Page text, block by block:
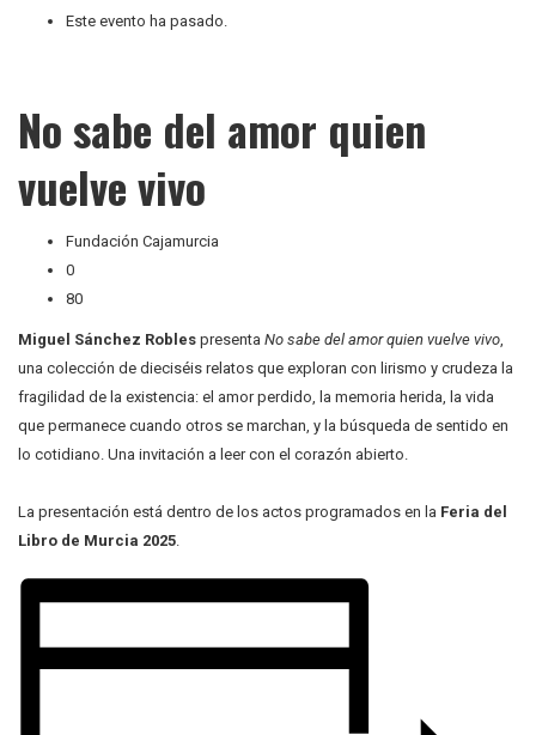
Este evento ha pasado.
No sabe del amor quien
vuelve vivo
Fundación Cajamurcia
0
80
Miguel Sánchez Robles presenta No sabe del amor quien vuelve vivo,
una colección de dieciséis relatos que exploran con lirismo y crudeza la
fragilidad de la existencia: el amor perdido, la memoria herida, la vida
que permanece cuando otros se marchan, y la búsqueda de sentido en
lo cotidiano. Una invitación a leer con el corazón abierto.
La presentación está dentro de los actos programados en la Feria del
Libro de Murcia 2025.